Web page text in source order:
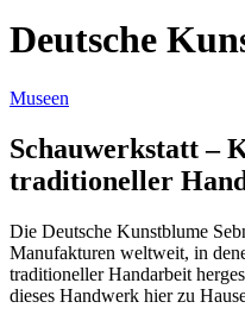
Deutsche
Museen
Schauwerkstatt–
traditioneller
Die Deutsche Kunstblume
Manufakturen weltweit, in
traditioneller Handarbeit
dieses Handwerk hier zu